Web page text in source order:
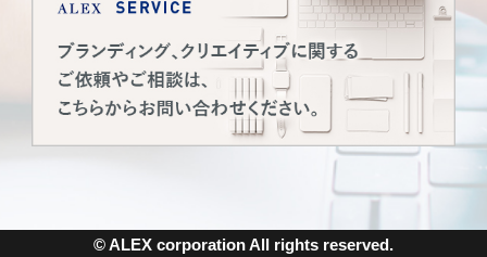
© ALEX corporation All rights reserved.